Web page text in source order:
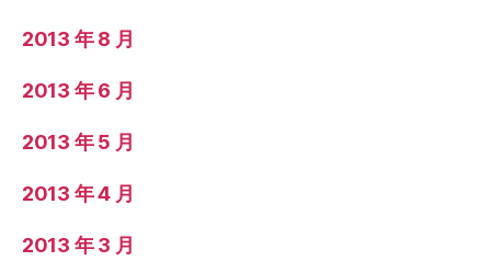
2013 年 8 月
2013 年 6 月
2013 年 5 月
2013 年 4 月
2013 年 3 月